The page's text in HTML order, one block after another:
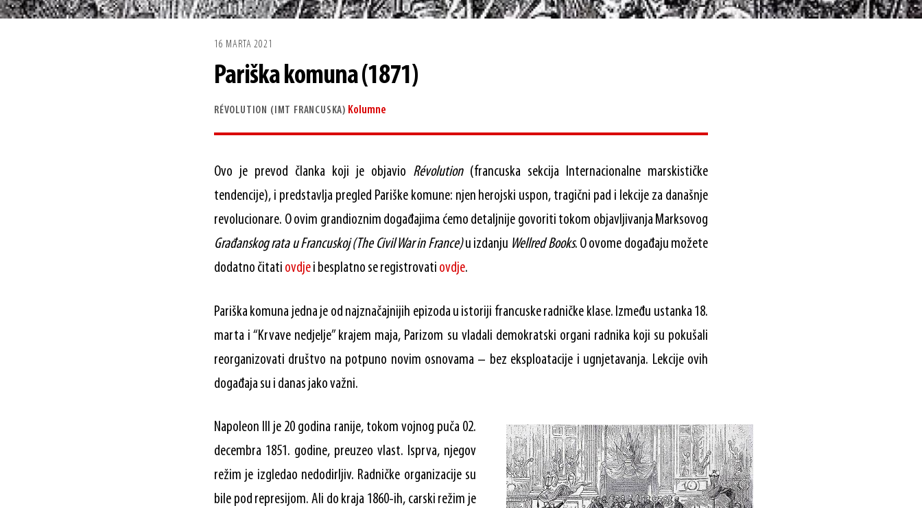
16 MARTA 2021
Pariška komuna (1871)
RÉVOLUTION (IMT FRANCUSKA) Kolumne
Ovo je prevod članka koji je objavio Révolution (francuska sekcija Internacionalne marskističke
tendencije), i predstavlja pregled Pariške komune: njen herojski uspon, tragični pad i lekcije za današnje
revolucionare. O ovim grandioznim događajima ćemo detaljnije govoriti tokom objavljivanja Marksovog
Građanskog rata u Francuskoj (The Civil War in France)u izdanju Wellred Books. O ovome događaju možete
dodatno čitati ovdjei besplatno se registrovati ovdje.
Pariška komuna jedna je od najznačajnijih epizoda u istoriji francuske radničke klase. Između ustanka 18.
marta i “Krvave nedjelje” krajem maja, Parizom su vladali demokratski organi radnika koji su pokušali
reorganizovati društvo na potpuno novim osnovama – bez eksploatacije i ugnjetavanja. Lekcije ovih
događaja su i danas jako važni.
Napoleon III je 20 godina ranije, tokom vojnog puča 02.
decembra 1851. godine, preuzeo vlast. Isprva, njegov
režim je izgledao nedodirljiv. Radničke organizacije su
bile pod represijom. Ali do kraja 1860-ih, carski režim je